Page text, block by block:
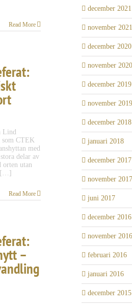
Read More
Lind
som CTEK
med
delar av
orten utan
[…]
Read More
–
december 2021
november 2021
december 2020
november 2020
december 2019
november 2019
december 2018
januari 2018
december 2017
november 2017
juni 2017
december 2016
november 2016
februari 2016
januari 2016
december 2015